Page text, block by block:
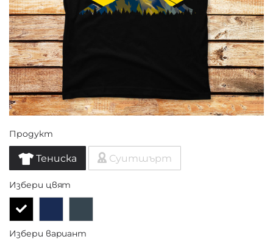
Продукт
Тениска Суитшърт
Избери цвят
Избери вариант